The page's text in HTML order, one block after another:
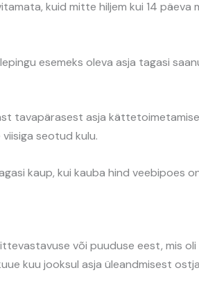
kuid mitte hiljem kui 14 päeva
esemeks oleva asja tagasi
tavapärasest asja
seotud kulu.
kaup, kui kauba hind veebipoes
või puuduse eest, mis oli
kuu jooksul asja üleandmisest